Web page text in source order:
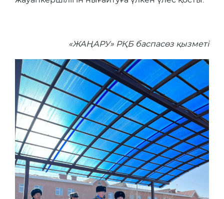
«ЖАҢАРУ» РҚБ баспасөз қызметі